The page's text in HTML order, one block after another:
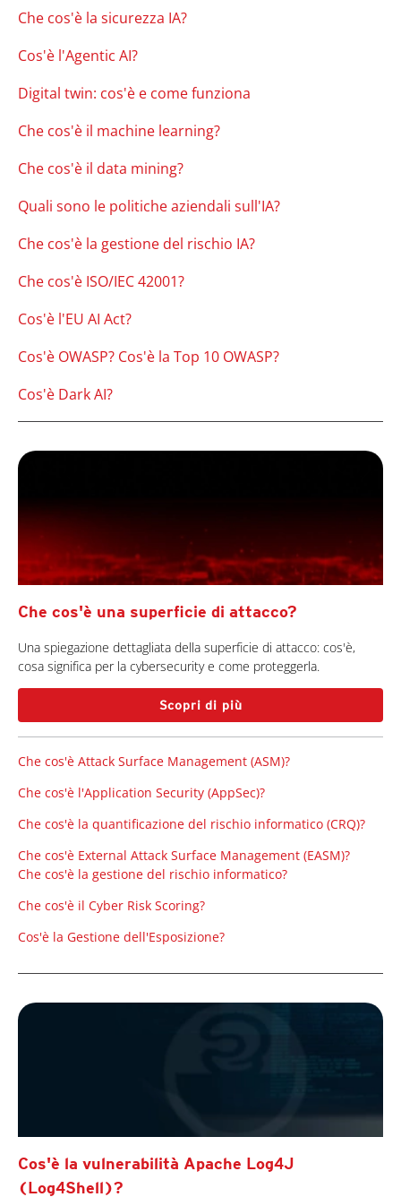
Che cos'è la sicurezza IA?
Cos'è l'Agentic AI?
Digital twin: cos'è e come funziona
Che cos'è il machine learning?
Che cos'è il data mining?
Quali sono le politiche aziendali sull'IA?
Che cos'è la gestione del rischio IA?
Che cos'è ISO/IEC 42001?
Cos'è l'EU AI Act?
Cos'è OWASP? Cos'è la Top 10 OWASP?
Cos'è Dark AI?
Che cos'è una superficie di attacco?
Una spiegazione dettagliata della superficie di attacco: cos'è,
cosa significa per la cybersecurity e come proteggerla.
Scopri di più
Che cos'è Attack Surface Management (ASM)?
Che cos'è l'Application Security (AppSec)?
Che cos'è la quantificazione del rischio informatico (CRQ)?
Che cos'è External Attack Surface Management (EASM)?
Che cos'è la gestione del rischio informatico?
Che cos'è il Cyber Risk Scoring?
Cos'è la Gestione dell'Esposizione?
Cos'è la vulnerabilità Apache Log4J
(Log4Shell)?